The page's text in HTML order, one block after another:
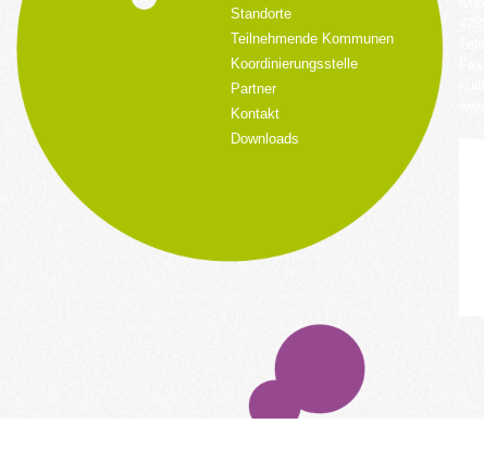
Standorte
Teilnehmende Kommunen
Koordinierungsstelle
Partner
Kontakt
Downloads